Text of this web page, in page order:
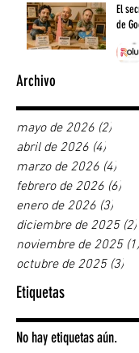
El
de
Archivo
mayo de 2026 (2)
abril de 2026 (4)
marzo de 2026 (4)
febrero de 2026 (6)
enero de 2026 (3)
diciembre de 2025 (2)
noviembre de 2025 (1)
octubre de 2025 (3)
Etiquetas
No hay etiquetas aún.